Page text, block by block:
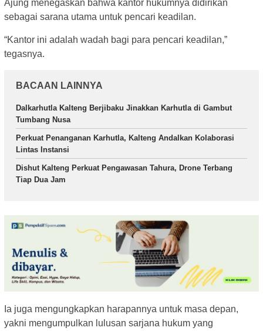
Ajung menegaskan bahwa kantor hukumnya didirikan
sebagai sarana utama untuk pencari keadilan.
“Kantor ini adalah wadah bagi para pencari keadilan,”
tegasnya.
BACAAN LAINNYA
Dalkarhutla Kalteng Berjibaku Jinakkan Karhutla di Gambut
Tumbang Nusa
Perkuat Penanganan Karhutla, Kalteng Andalkan Kolaborasi
Lintas Instansi
Dishut Kalteng Perkuat Pengawasan Tahura, Drone Terbang
Tiap Dua Jam
Ia juga mengungkapkan harapannya untuk masa depan,
yakni mengumpulkan lulusan sarjana hukum yang